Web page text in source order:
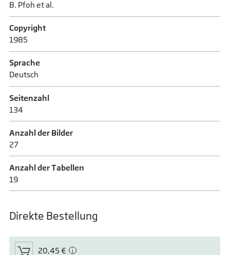
B. Pfoh et al.
Copyright
1985
Sprache
Deutsch
Seitenzahl
134
Anzahl der Bilder
27
Anzahl der Tabellen
19
Direkte Bestellung
20,45 €